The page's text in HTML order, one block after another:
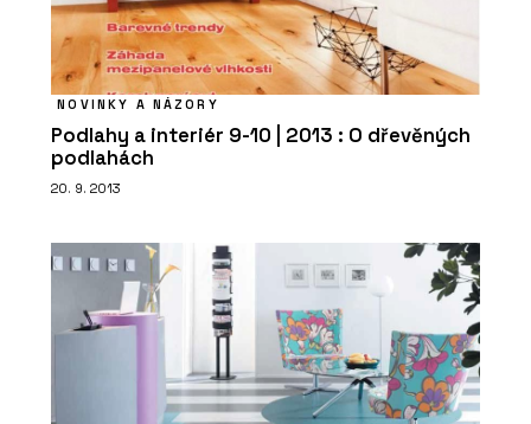
NOVINKY A NÁZORY
Podlahy a interiér 9-10 | 2013 : O dřevěných
podlahách
20. 9. 2013